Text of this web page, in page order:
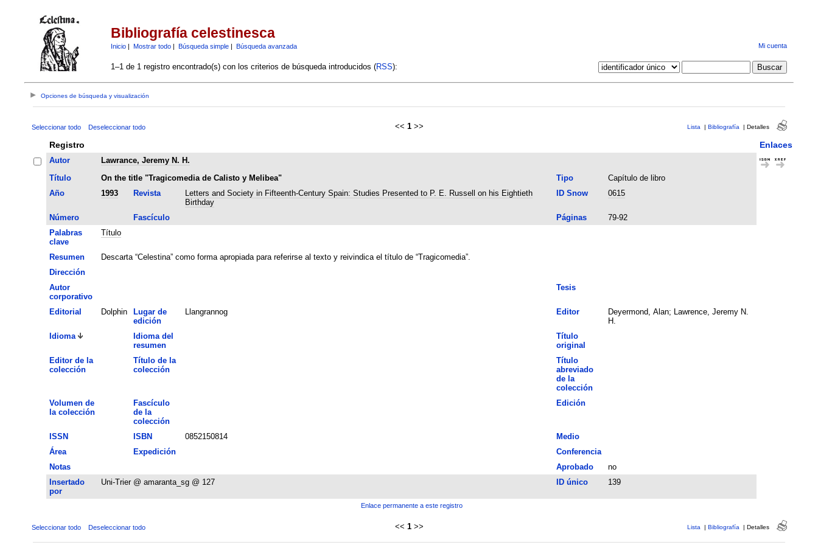
Bibliografía celestinesca
Inicio| Mostrar todo| Búsqueda simple| Búsqueda avanzada Mi cuenta
1–1 de 1 registro encontrado(s) con los criterios de búsqueda introducidos (RSS):
Opciones de búsqueda y visualización
Seleccionar todo Deseleccionar todo << 1 >> Lista | Bibliografía | Detalles
Registro Enlaces
Autor
Lawrance, Jeremy N. H.
Título
On the title "Tragicomedia de Calisto y Melibea" Tipo
Capítulo de libro
Año
1993 Revista
Letters and Society in Fifteenth-Century Spain: Studies Presented to P. E. Russell on his Eightieth
Birthday
ID Snow 0615
Número Fascículo Páginas
79-92
Palabras
clave
Título
Resumen
Descarta “Celestina” como forma apropiada para referirse al texto y reivindica el título de “Tragicomedia”.
Dirección
Autor
corporativo
Tesis
Editorial Dolphin
Lugar de
edición
Llangrannog Editor
Deyermond, Alan; Lawrence, Jeremy N.
H.
Idioma
Idioma del
resumen
Título
original
Editor de la
colección
Título de la
colección
Título
abreviado
de la
colección
Volumen de
la colección
Fascículo
de la
colección
Edición
ISSN ISBN 0852150814
Medio
Área
Expedición
Conferencia
Notas
Aprobado
no
Insertado
por
Uni-Trier @ amaranta_sg @ 127 ID único 139
Enlace permanente a este registro
Seleccionar todo Deseleccionar todo << 1 >> Lista | Bibliografía | Detalles